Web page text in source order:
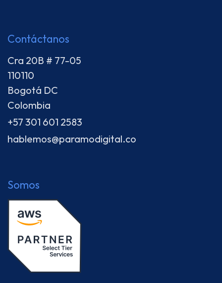
Contáctanos
Cra 20B # 77-05
110110
Bogotá DC
Colombia
+57 301 601 2583
hablemos@paramodigital.co
Somos